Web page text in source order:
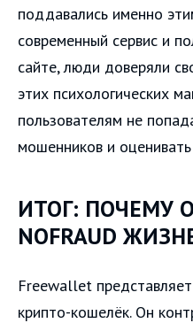
поддавались именно
современный сервис и
сайте, люди доверяли
этих психологических
пользователям не
мошенников и
ИТОГ: ПОЧЕМУ
NOFRAUD
Freewallet
крипто-кошелёк. Он